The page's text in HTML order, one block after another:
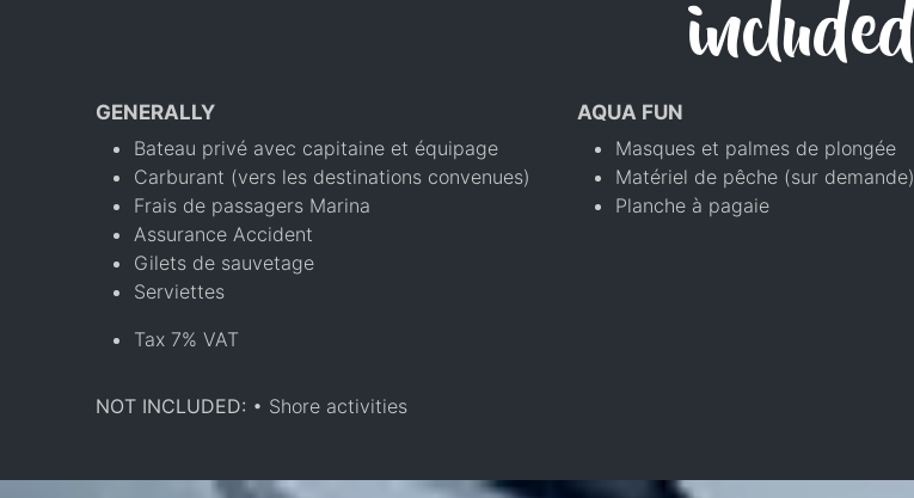
included
GENERALLY
Bateau privé avec capitaine et équipage
Carburant (vers les destinations convenues)
Frais de passagers Marina
Assurance Accident
Gilets de sauvetage
Serviettes
Tax 7% VAT
AQUA FUN
Masques et palmes de plongée
Matériel de pêche (sur demande)
Planche à pagaie
NOT INCLUDED: • Shore activities